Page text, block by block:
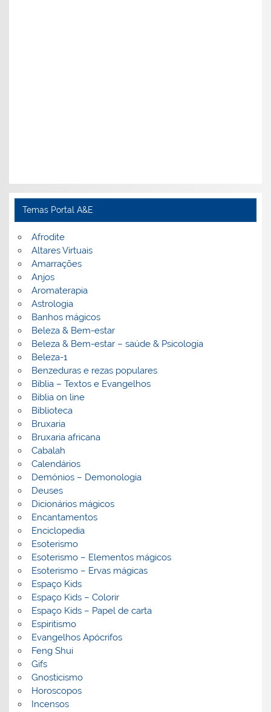
Temas Portal A&E
Afrodite
Altares Virtuais
Amarrações
Anjos
Aromaterapia
Astrologia
Banhos mágicos
Beleza & Bem-estar
Beleza & Bem-estar – saúde & Psicologia
Beleza-1
Benzeduras e rezas populares
Bíblia – Textos e Evangelhos
Biblia on line
Biblioteca
Bruxaria
Bruxaria africana
Cabalah
Calendários
Demónios – Demonologia
Deuses
Dicionários mágicos
Encantamentos
Enciclopedia
Esoterismo
Esoterismo – Elementos mágicos
Esoterismo – Ervas mágicas
Espaço Kids
Espaço Kids – Colorir
Espaço Kids – Papel de carta
Espiritismo
Evangelhos Apócrifos
Feng Shui
Gifs
Gnosticismo
Horoscopos
Incensos